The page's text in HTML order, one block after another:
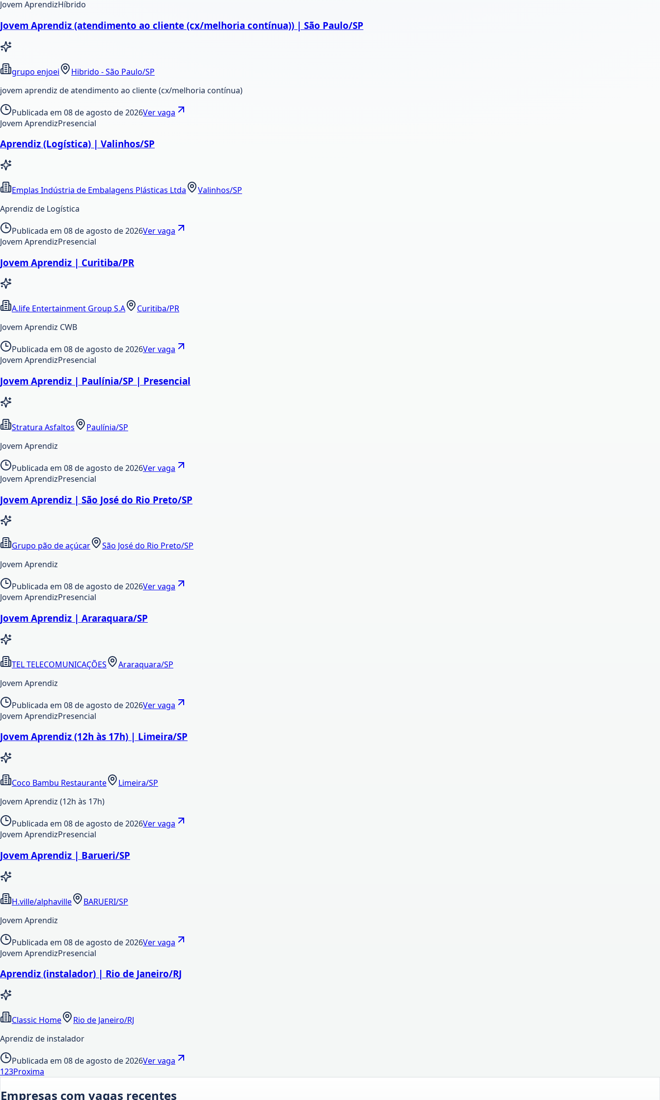
Jovem AprendizHíbrido
Jovem Aprendiz (atendimento ao cliente (cx/melhoria contínua)) | São Paulo/SP
grupo enjoei
Hibrido - São Paulo/SP
jovem aprendiz de atendimento ao cliente (cx/melhoria contínua)
Publicada em 08 de agosto de 2026Ver vaga
Jovem AprendizPresencial
Aprendiz (Logística) | Valinhos/SP
Emplas Indústria de Embalagens Plásticas Ltda
Valinhos/SP
Aprendiz de Logística
Publicada em 08 de agosto de 2026Ver vaga
Jovem AprendizPresencial
Jovem Aprendiz | Curitiba/PR
A.life Entertainment Group S.A
Curitiba/PR
Jovem Aprendiz CWB
Publicada em 08 de agosto de 2026Ver vaga
Jovem AprendizPresencial
Jovem Aprendiz | Paulínia/SP | Presencial
Stratura Asfaltos
Paulínia/SP
Jovem Aprendiz
Publicada em 08 de agosto de 2026Ver vaga
Jovem AprendizPresencial
Jovem Aprendiz | São José do Rio Preto/SP
Grupo pão de açúcar
São José do Rio Preto/SP
Jovem Aprendiz
Publicada em 08 de agosto de 2026Ver vaga
Jovem AprendizPresencial
Jovem Aprendiz | Araraquara/SP
TEL TELECOMUNICAÇÕES
Araraquara/SP
Jovem Aprendiz
Publicada em 08 de agosto de 2026Ver vaga
Jovem AprendizPresencial
Jovem Aprendiz (12h às 17h) | Limeira/SP
Coco Bambu Restaurante
Limeira/SP
Jovem Aprendiz (12h às 17h)
Publicada em 08 de agosto de 2026Ver vaga
Jovem AprendizPresencial
Jovem Aprendiz | Barueri/SP
H.ville/alphaville
BARUERI/SP
Jovem Aprendiz
Publicada em 08 de agosto de 2026Ver vaga
Jovem AprendizPresencial
Aprendiz (instalador) | Rio de Janeiro/RJ
Classic Home
Rio de Janeiro/RJ
Aprendiz de instalador
Publicada em 08 de agosto de 2026Ver vaga
123Proxima
Empresas com vagas recentes